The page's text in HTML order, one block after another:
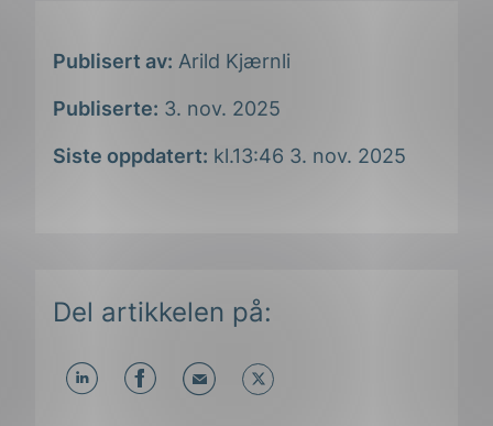
Publisert av: Arild Kjærnli
Publiserte: 3. nov. 2025
Siste oppdatert: kl.13:46 3. nov. 2025
Del artikkelen på: